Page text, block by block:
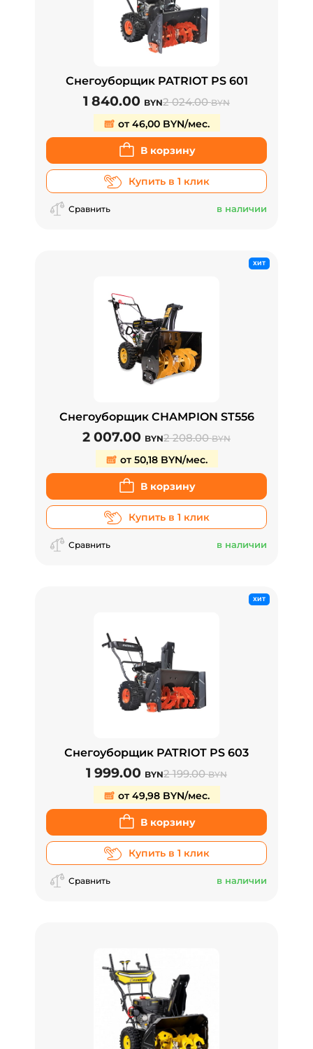
Снегоуборщик PATRIOT PS 601
1 840.00 BYN2 024.00BYN
от 46,00 BYN/мес.
В корзину
Купить в 1 клик
Сравнить в наличии
ХИТ
Снегоуборщик CHAMPION ST556
2 007.00 BYN2 208.00BYN
от 50,18 BYN/мес.
В корзину
Купить в 1 клик
Сравнить в наличии
ХИТ
Снегоуборщик PATRIOT PS 603
1 999.00 BYN2 199.00BYN
от 49,98 BYN/мес.
В корзину
Купить в 1 клик
Сравнить в наличии